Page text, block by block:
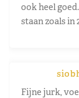
ook heel
staan zoals in
Fijne jurk,